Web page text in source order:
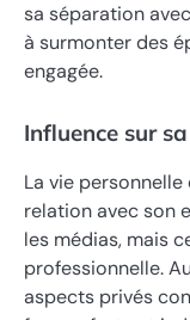
sa séparation
à surmonter des
engagée.
Influence sur
La vie personnelle
relation avec son
les médias, mais
professionnelle.
aspects privés